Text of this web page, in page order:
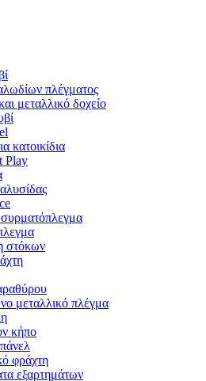
πλέγματος
μεταλλικό δοχείο
κατοικίδια
Play
στόκων
μεταλλικό πλέγμα
κήπο
φράχτη
εξαρτημάτων